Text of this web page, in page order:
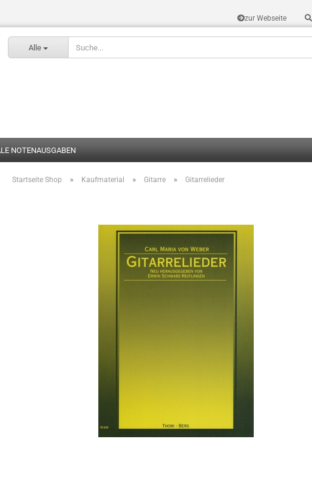
zur Webseite
Alle
NOTENAUSGABEN
Startseite Shop » Kaufmaterial » Gitarre » Gitarrelieder